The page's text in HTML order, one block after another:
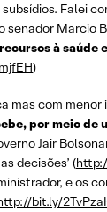
Falei
senador Marcio
à saúde
)
mas com menor
por meio de
Jair
decisões’ (
e os
bit.ly/